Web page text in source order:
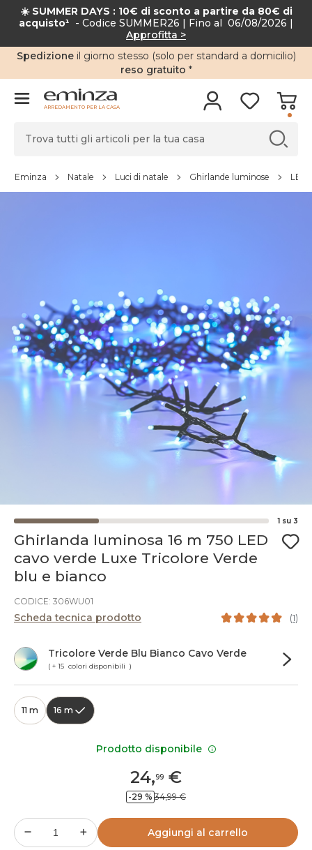
☀️ SUMMER DAYS : 10€ di sconto a partire da 80€ di
acquisto¹ - Codice SUMMER26 | Fino al 06/08/2026 |
Approfitta >
Spedizione il giorno stesso (solo per standard a domicilio)
reso gratuito *
ARREDAMENTO PER LA CASA
Eminza Natale Luci di natale Ghirlande luminose LED
1 su 3
Ghirlanda luminosa 16 m 750 LED
cavo verde Luxe Tricolore Verde
blu e bianco
CODICE: 306WU01
Scheda tecnica prodotto (1)
Tricolore Verde Blu Bianco Cavo Verde
( + 15 colori disponibili )
11 m 16 m
24,99 €
-29 % 34,99 €
Aggiungi al carrello